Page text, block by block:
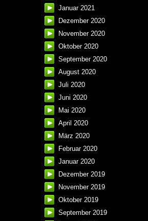
Januar 2021
Dezember 2020
November 2020
Oktober 2020
September 2020
August 2020
Juli 2020
Juni 2020
Mai 2020
April 2020
März 2020
Februar 2020
Januar 2020
Dezember 2019
November 2019
Oktober 2019
September 2019